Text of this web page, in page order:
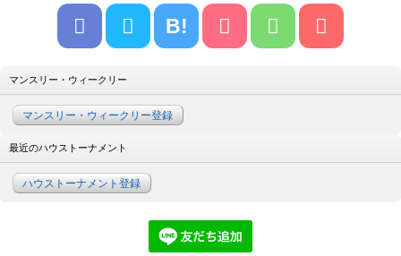
B!
マンスリー・ウィークリー
マンスリー・ウィークリー登録
最近のハウストーナメント
ハウストーナメント登録